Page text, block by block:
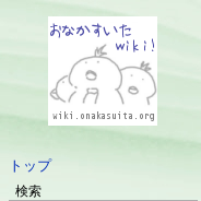
トップ
検索